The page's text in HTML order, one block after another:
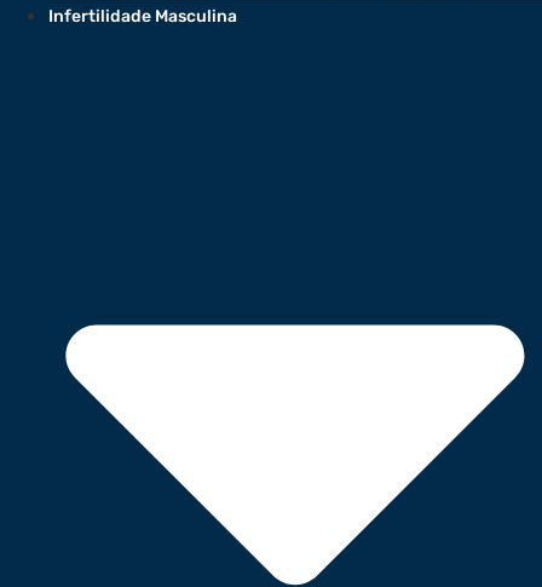
Infertilidade Masculina